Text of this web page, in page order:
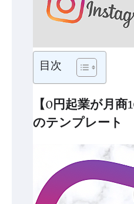
目次
【0円起業が月
のテンプレート